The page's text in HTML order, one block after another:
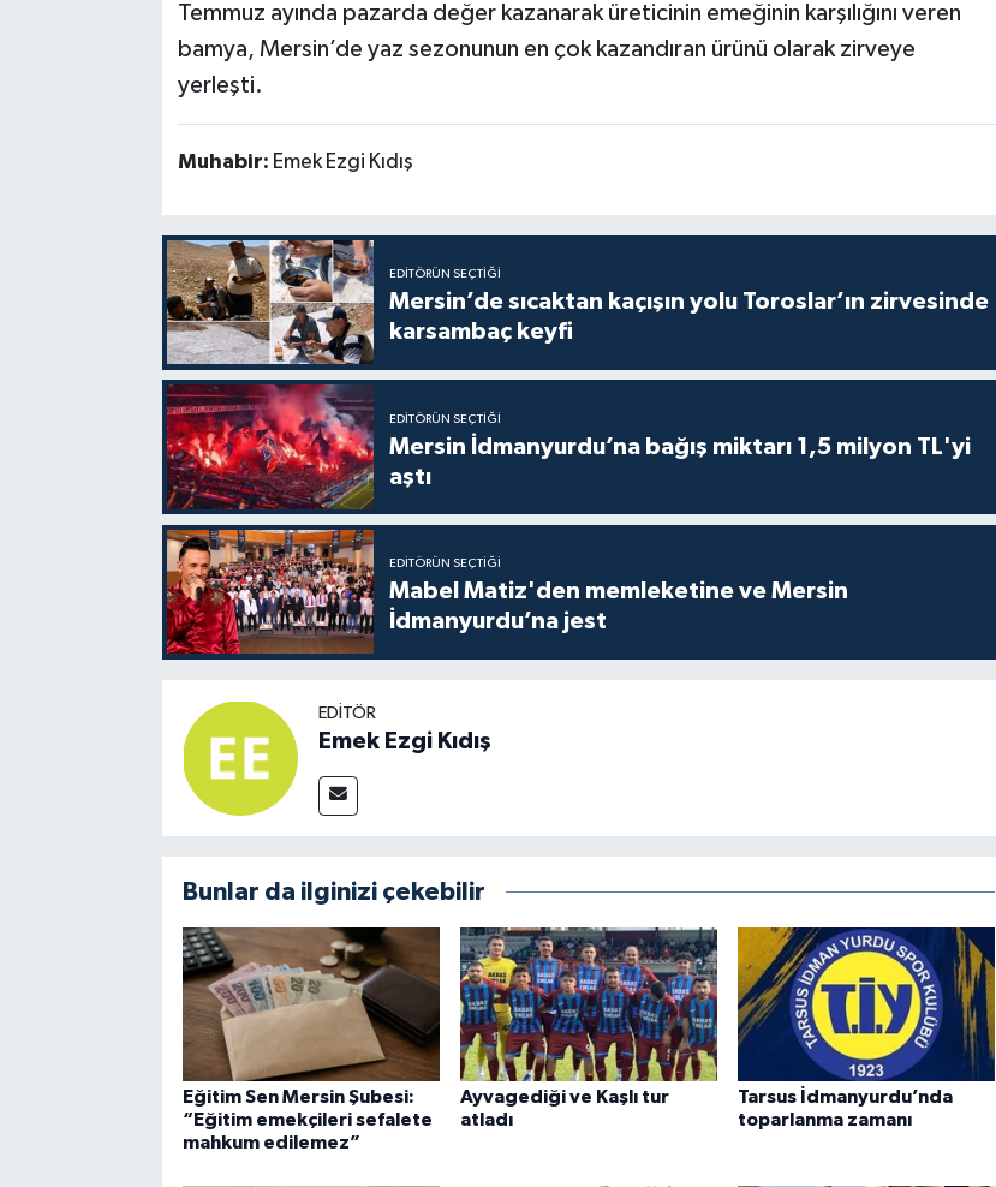
Temmuz ayında pazarda değer kazanarak üreticinin emeğinin karşılığını veren
bamya, Mersin’de yaz sezonunun en çok kazandıran ürünü olarak zirveye
yerleşti.
Muhabir: Emek Ezgi Kıdış
EDITÖRÜN SEÇTIĞI
Mersin’de sıcaktan kaçışın yolu Toroslar’ın zirvesinde
karsambaç keyfi
EDITÖRÜN SEÇTIĞI
Mersin İdmanyurdu’na bağış miktarı 1,5 milyon TL'yi
aştı
EDITÖRÜN SEÇTIĞI
Mabel Matiz'den memleketine ve Mersin
İdmanyurdu’na jest
EDITÖR
Emek Ezgi Kıdış
Bunlar da ilginizi çekebilir
Eğitim Sen Mersin Şubesi:
“Eğitim emekçileri sefalete
mahkum edilemez”
Ayvagediği ve Kaşlı tur
atladı
Tarsus İdmanyurdu’nda
toparlanma zamanı